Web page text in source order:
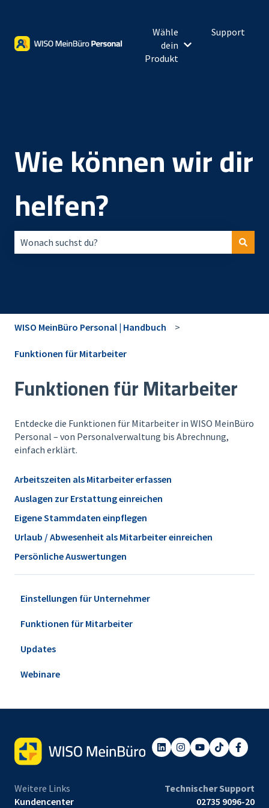
Wähle
dein
Produkt
Untermenü für
Support
Wie können wir dir
helfen?
WISO MeinBüro Personal | Handbuch
Funktionen für Mitarbeiter
Funktionen für Mitarbeiter
Entdecke die Funktionen für Mitarbeiter in WISO MeinBüro
Personal – von Personalverwaltung bis Abrechnung,
einfach erklärt.
Arbeitszeiten als Mitarbeiter erfassen
Auslagen zur Erstattung einreichen
Eigene Stammdaten einpflegen
Urlaub / Abwesenheit als Mitarbeiter einreichen
Persönliche Auswertungen
Einstellungen für Unternehmer
Funktionen für Mitarbeiter
Updates
Webinare
Weitere Links
Kundencenter
Technischer Support
02735 9096-20